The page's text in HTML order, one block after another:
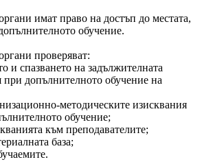
имат право на достъп до местата,
обучение.
проверяват:
и спазването на задължителната
при допълнителното обучение на
методическите изисквания
обучение;
към преподавателите;
база;